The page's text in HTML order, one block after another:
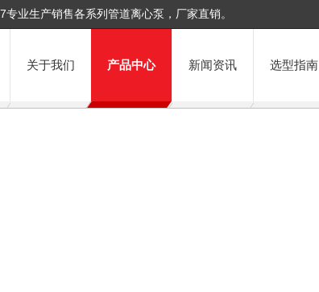
业生产销售各系列管道离心泵，厂家直销。
关于我们 产品中心 新闻资讯 选型指南